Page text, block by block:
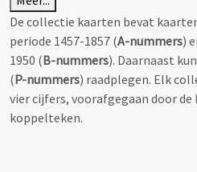
De collectie kaarten bevat
periode 1457-1857 (A-nummers)
1950 (B-nummers). Daarnaast
(P-nummers) raadplegen. Elk
vier cijfers, voorafgegaan door de
koppelteken.